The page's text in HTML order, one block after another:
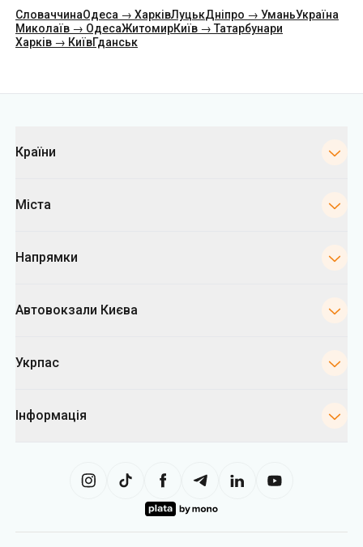
СловаччинаОдеса → ХарківЛуцькДніпро → УманьУкраїна
Миколаїв → ОдесаЖитомирКиїв → Татарбунари
Харків → КиївГданськ
Країни
Міста
Напрямки
Автовокзали Києва
Укрпас
Інформація